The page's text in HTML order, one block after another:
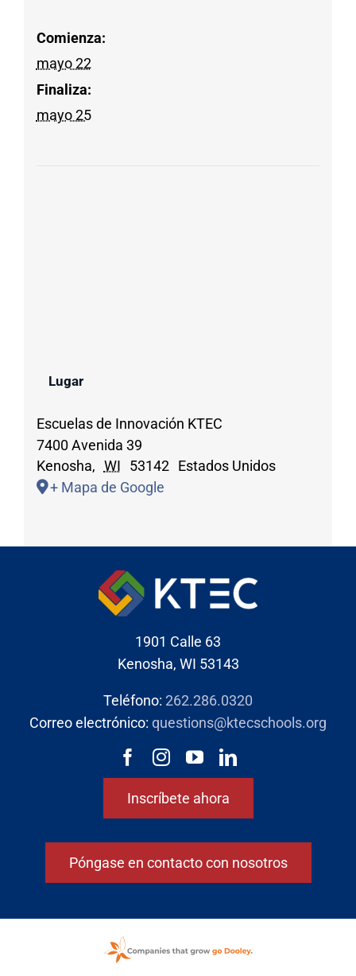
Comienza:
mayo 22
Finaliza:
mayo 25
Lugar
Escuelas de Innovación KTEC
7400 Avenida 39
Kenosha, WI 53142 Estados Unidos
+ Mapa de Google
1901 Calle 63
Kenosha, WI 53143
Teléfono: 262.286.0320
Correo electrónico: questions@ktecschools.org
Inscríbete ahora
Póngase en contacto con nosotros